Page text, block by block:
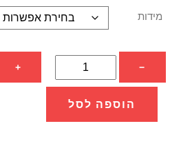
מידות
−
של
+
הוספה לסל